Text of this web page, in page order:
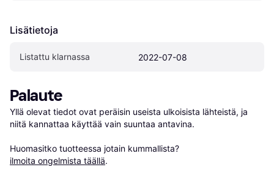
Lisätietoja
Listattu klarnassa 2022-07-08
Palaute
Yllä olevat tiedot ovat peräisin useista ulkoisista lähteistä, ja
niitä kannattaa käyttää vain suuntaa antavina.
Huomasitko tuotteessa jotain kummallista?
ilmoita ongelmista täällä.